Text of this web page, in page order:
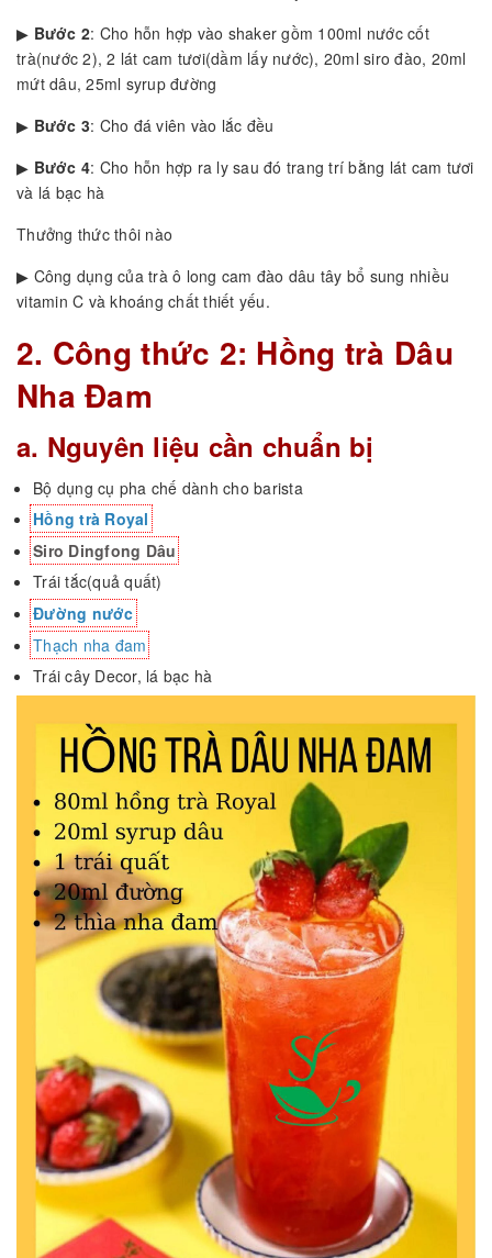
▶ Bước 2: Cho hỗn hợp vào shaker gồm 100ml nước cốt
trà(nước 2), 2 lát cam tươi(dầm lấy nước), 20ml siro đào, 20ml
mứt dâu, 25ml syrup đường
▶ Bước 3: Cho đá viên vào lắc đều
▶ Bước 4: Cho hỗn hợp ra ly sau đó trang trí bằng lát cam tươi
và lá bạc hà
Thưởng thức thôi nào
▶ Công dụng của trà ô long cam đào dâu tây bổ sung nhiều
vitamin C và khoáng chất thiết yếu.
2. Công thức 2: Hồng trà Dâu
Nha Đam
a. Nguyên liệu cần chuẩn bị
Bộ dụng cụ pha chế dành cho barista
Hồng trà Royal
Siro Dingfong Dâu
Trái tắc(quả quất)
Đường nước
Thạch nha đam
Trái cây Decor, lá bạc hà